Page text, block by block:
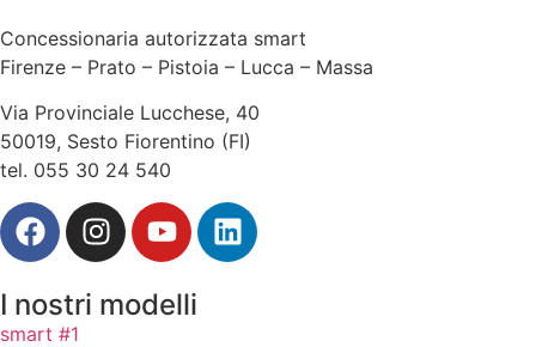
Concessionaria autorizzata smart
Firenze – Prato – Pistoia – Lucca – Massa
Via Provinciale Lucchese, 40
50019, Sesto Fiorentino (FI)
tel. 055 30 24 540
I nostri modelli
smart #1